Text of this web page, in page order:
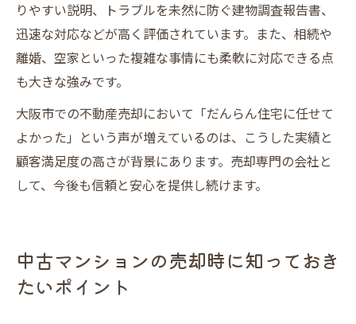
りやすい説明、トラブルを未然に防ぐ建物調査報告書、
迅速な対応などが高く評価されています。また、相続や
離婚、空家といった複雑な事情にも柔軟に対応できる点
も大きな強みです。
大阪市での不動産売却において「だんらん住宅に任せて
よかった」という声が増えているのは、こうした実績と
顧客満足度の高さが背景にあります。売却専門の会社と
して、今後も信頼と安心を提供し続けます。
中古マンションの売却時に知っておき
たいポイント